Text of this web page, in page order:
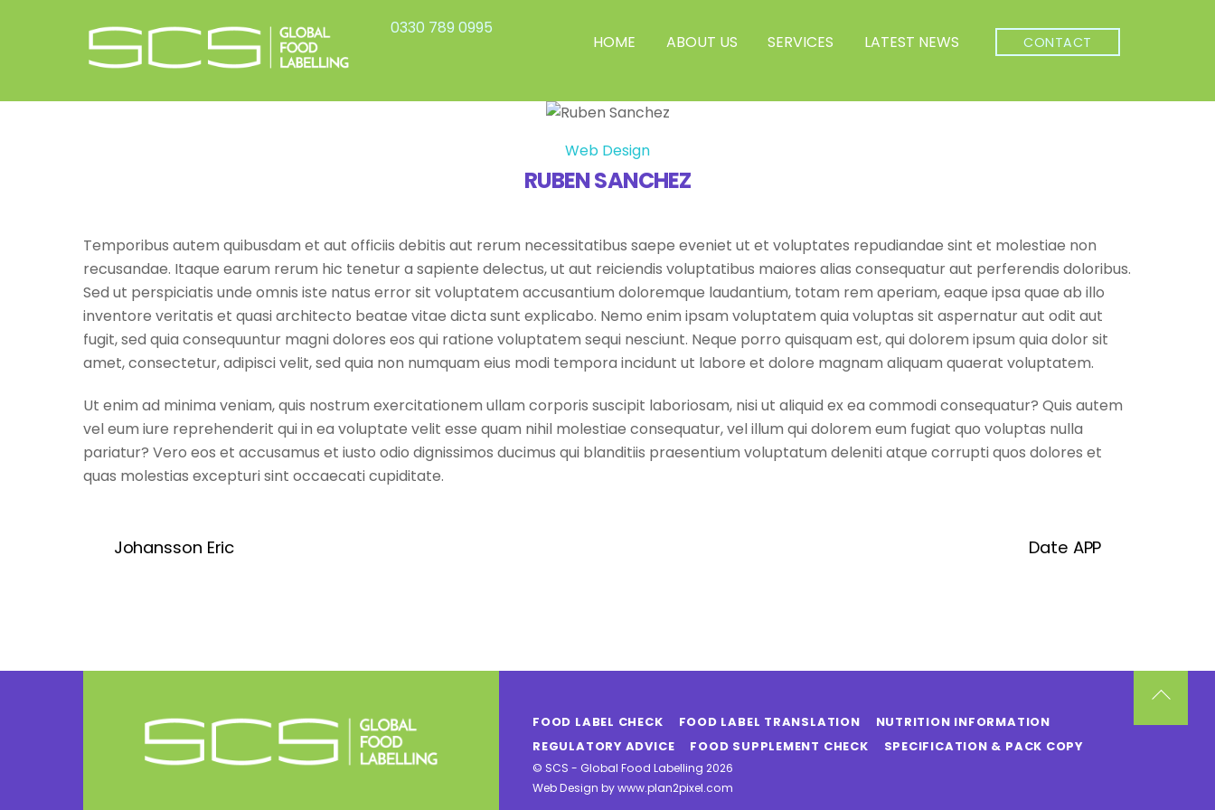
0330 789 0995
HOME ABOUT US SERVICES LATEST NEWS CONTACT
Web Design
RUBEN SANCHEZ
Temporibus autem quibusdam et aut officiis debitis aut rerum necessitatibus saepe eveniet ut et voluptates repudiandae sint et molestiae non
recusandae. Itaque earum rerum hic tenetur a sapiente delectus, ut aut reiciendis voluptatibus maiores alias consequatur aut perferendis doloribus.
Sed ut perspiciatis unde omnis iste natus error sit voluptatem accusantium doloremque laudantium, totam rem aperiam, eaque ipsa quae ab illo
inventore veritatis et quasi architecto beatae vitae dicta sunt explicabo. Nemo enim ipsam voluptatem quia voluptas sit aspernatur aut odit aut
fugit, sed quia consequuntur magni dolores eos qui ratione voluptatem sequi nesciunt. Neque porro quisquam est, qui dolorem ipsum quia dolor sit
amet, consectetur, adipisci velit, sed quia non numquam eius modi tempora incidunt ut labore et dolore magnam aliquam quaerat voluptatem.
Ut enim ad minima veniam, quis nostrum exercitationem ullam corporis suscipit laboriosam, nisi ut aliquid ex ea commodi consequatur? Quis autem
vel eum iure reprehenderit qui in ea voluptate velit esse quam nihil molestiae consequatur, vel illum qui dolorem eum fugiat quo voluptas nulla
pariatur? Vero eos et accusamus et iusto odio dignissimos ducimus qui blanditiis praesentium voluptatum deleniti atque corrupti quos dolores et
quas molestias excepturi sint occaecati cupiditate.
Johansson Eric Date APP
FOOD LABEL CHECK FOOD LABEL TRANSLATION
NUTRITION INFORMATION
REGULATORY ADVICE
FOOD SUPPLEMENT CHECK SPECIFICATION & PACK COPY
© SCS - Global Food Labelling 2026
Web Design bywww.plan2pixel.com